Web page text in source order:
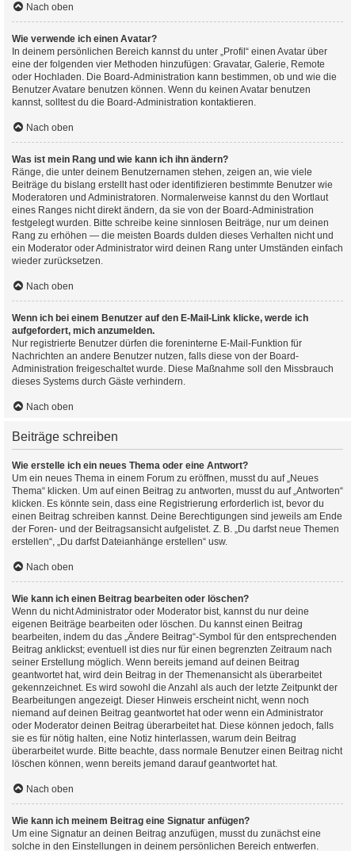
Nach oben
Wie verwende ich einen Avatar?
In deinem persönlichen Bereich kannst du unter „Profil“ einen Avatar über
eine der folgenden vier Methoden hinzufügen: Gravatar, Galerie, Remote
oder Hochladen. Die Board-Administration kann bestimmen, ob und wie die
Benutzer Avatare benutzen können. Wenn du keinen Avatar benutzen
kannst, solltest du die Board-Administration kontaktieren.
Nach oben
Was ist mein Rang und wie kann ich ihn ändern?
Ränge, die unter deinem Benutzernamen stehen, zeigen an, wie viele
Beiträge du bislang erstellt hast oder identifizieren bestimmte Benutzer wie
Moderatoren und Administratoren. Normalerweise kannst du den Wortlaut
eines Ranges nicht direkt ändern, da sie von der Board-Administration
festgelegt wurden. Bitte schreibe keine sinnlosen Beiträge, nur um deinen
Rang zu erhöhen — die meisten Boards dulden dieses Verhalten nicht und
ein Moderator oder Administrator wird deinen Rang unter Umständen einfach
wieder zurücksetzen.
Nach oben
Wenn ich bei einem Benutzer auf den E-Mail-Link klicke, werde ich
aufgefordert, mich anzumelden.
Nur registrierte Benutzer dürfen die foreninterne E-Mail-Funktion für
Nachrichten an andere Benutzer nutzen, falls diese von der Board-
Administration freigeschaltet wurde. Diese Maßnahme soll den Missbrauch
dieses Systems durch Gäste verhindern.
Nach oben
Beiträge schreiben
Wie erstelle ich ein neues Thema oder eine Antwort?
Um ein neues Thema in einem Forum zu eröffnen, musst du auf „Neues
Thema“ klicken. Um auf einen Beitrag zu antworten, musst du auf „Antworten“
klicken. Es könnte sein, dass eine Registrierung erforderlich ist, bevor du
einen Beitrag schreiben kannst. Deine Berechtigungen sind jeweils am Ende
der Foren- und der Beitragsansicht aufgelistet. Z. B. „Du darfst neue Themen
erstellen“, „Du darfst Dateianhänge erstellen“ usw.
Nach oben
Wie kann ich einen Beitrag bearbeiten oder löschen?
Wenn du nicht Administrator oder Moderator bist, kannst du nur deine
eigenen Beiträge bearbeiten oder löschen. Du kannst einen Beitrag
bearbeiten, indem du das „Ändere Beitrag“-Symbol für den entsprechenden
Beitrag anklickst; eventuell ist dies nur für einen begrenzten Zeitraum nach
seiner Erstellung möglich. Wenn bereits jemand auf deinen Beitrag
geantwortet hat, wird dein Beitrag in der Themenansicht als überarbeitet
gekennzeichnet. Es wird sowohl die Anzahl als auch der letzte Zeitpunkt der
Bearbeitungen angezeigt. Dieser Hinweis erscheint nicht, wenn noch
niemand auf deinen Beitrag geantwortet hat oder wenn ein Administrator
oder Moderator deinen Beitrag überarbeitet hat. Diese können jedoch, falls
sie es für nötig halten, eine Notiz hinterlassen, warum dein Beitrag
überarbeitet wurde. Bitte beachte, dass normale Benutzer einen Beitrag nicht
löschen können, wenn bereits jemand darauf geantwortet hat.
Nach oben
Wie kann ich meinem Beitrag eine Signatur anfügen?
Um eine Signatur an deinen Beitrag anzufügen, musst du zunächst eine
solche in den Einstellungen in deinem persönlichen Bereich entwerfen.